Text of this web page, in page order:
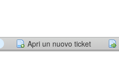
Apri un nuovo ticket